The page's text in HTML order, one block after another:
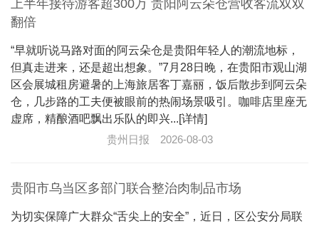
上半年接待游客超300万 贵阳阿云朵仓营收客流双双
翻倍
“早就听说马路对面的阿云朵仓是贵阳年轻人的潮流地标，
但真走进来，还是超出想象。”7月28日晚，在贵阳市观山湖
区会展城租房避暑的上海旅居客丁嘉丽，饭后散步到阿云朵
仓，几步路的工夫便被眼前的热闹场景吸引。咖啡店里座无
虚席，精酿酒吧飘出乐队的即兴...[详情]
贵州日报
2026-08-03
贵阳市乌当区多部门联合整治肉制品市场
为切实保障广大群众“舌尖上的安全”，近日，区公安分局联